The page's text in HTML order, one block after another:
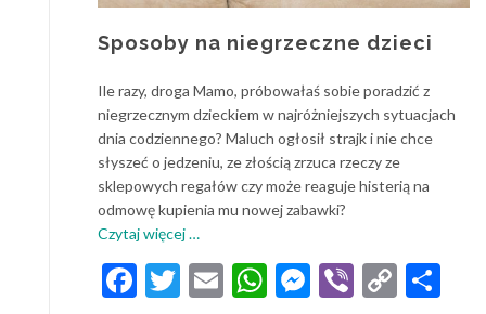
Sposoby na niegrzeczne dzieci
Ile razy, droga Mamo, próbowałaś sobie poradzić z
niegrzecznym dzieckiem w najróżniejszych sytuacjach
dnia codziennego? Maluch ogłosił strajk i nie chce
słyszeć o jedzeniu, ze złością zrzuca rzeczy ze
sklepowych regałów czy może reaguje histerią na
odmowę kupienia mu nowej zabawki?
Czytaj więcej
na
niegrzeczne
…
Facebook
Twitter
EmailWhatsApp
Messenger
Viber
Copy